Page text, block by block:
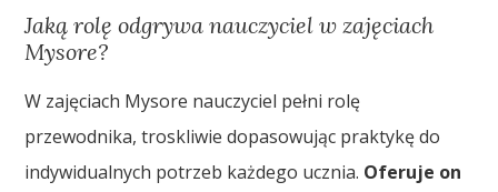
Jaką rolę odgrywa nauczyciel w zajęciach
Mysore?
W zajęciach Mysore nauczyciel pełni rolę
przewodnika, troskliwie dopasowując praktykę do
indywidualnych potrzeb każdego ucznia. Oferuje on